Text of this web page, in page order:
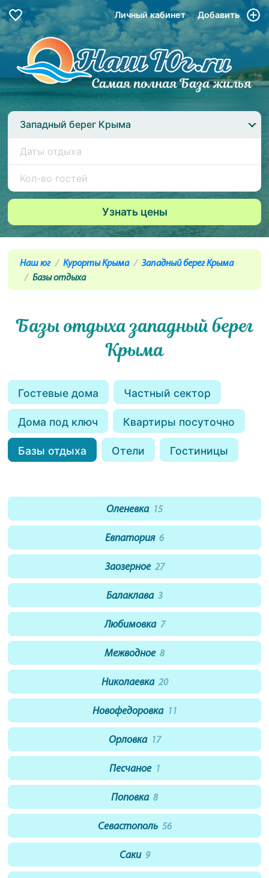
Личный кабинет Добавить
Западный берег Крыма
Наш юг Курорты Крыма
Западный берег Крыма
Базы отдыха
Базы отдыха западный берег
Крыма
Гостевые дома Частный сектор
Дома под ключ Квартиры посуточно
Базы отдыха Отели Гостиницы
Оленевка 15
Евпатория 6
Заозерное 27
Балаклава 3
Любимовка 7
Межводное 8
Николаевка 20
Новофедоровка 11
Орловка 17
Песчаное 1
Поповка 8
Севастополь 56
Саки 9